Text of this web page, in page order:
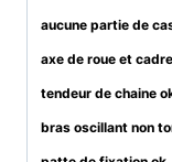
aucune partie de
axe de roue et
tendeur de chaine
bras oscillant non